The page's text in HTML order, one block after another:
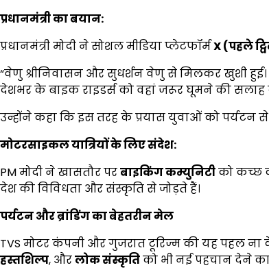
प्रधानमंत्री का बयान:
प्रधानमंत्री मोदी ने सोशल मीडिया प्लेटफॉर्मX (पहले
“वेणु श्रीनिवासन और सुधर्शन वेणु से मिलकर खुशी
देशभर के बाइक राइडर्स को वहां जरूर घूमने की सलाह
उन्होंने कहा कि इस तरह के प्रयास युवाओं को
मोटरसाइकल यात्रियों के लिए संदेश:
PM मोदी ने खासतौर परबाइकिंग कम्युनिटीको कच्छ
देश की विविधता और संस्कृति से जोड़ते हैं।
पर्यटन और ब्रांडिंग का बेहतरीन मेल
TVS मोटर कंपनी और गुजरात टूरिज्म की यह पहल
हस्तशिल्प, औरलोक संस्कृतिको भी नई पहचान देने